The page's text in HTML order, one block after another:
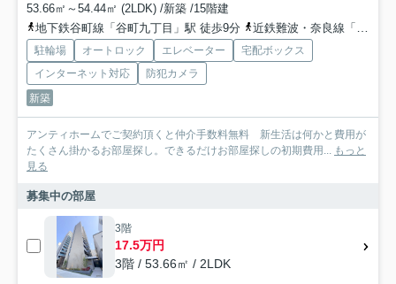
53.66㎡～54.44㎡ (2LDK) /新築 /15階建
地下鉄谷町線「谷町九丁目」駅 徒歩9分
近鉄難波・奈良線「大阪上本町」駅 徒歩11分
駐輪場 オートロック エレベーター
宅配ボックス
インターネット対応
防犯カメラ
新築
アンティホームでご契約頂くと仲介手数料無料 新生活は何かと費用が
たくさん掛かるお部屋探し。できるだけお部屋探しの初期費用...
もっと
見る
募集中の部屋
3階
17.5万円
3階 / 53.66㎡ / 2LDK